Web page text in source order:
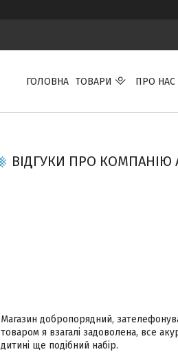
ГОЛОВНА ТОВАРИ ПРО НАС
ВІДГУКИ ПРО КОМПАНІЮ
Магазин добропорядний,
товаром я взагалі задоволена, все
дитині ще подібний набір.